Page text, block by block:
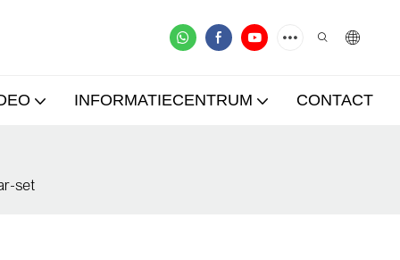
INFORMATIECENTRUM CONTACT
set